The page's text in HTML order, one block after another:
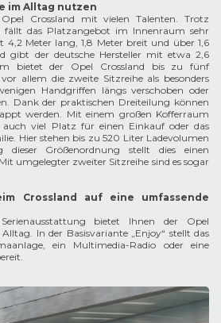
im Alltag nutzen
Crossland mit vielen Talenten. Trotz
fällt das Platzangebot im Innenraum sehr
4,2 Meter lang, 1,8 Meter breit und über 1,6
gibt der deutsche Hersteller mit etwa 2,6
bietet der Opel Crossland bis zu fünf
allem die zweite Sitzreihe als besonders
Handgriffen längs verschoben oder
Dank der praktischen Dreiteilung können
werden. Mit einem großen Kofferraum
auch viel Platz für einen Einkauf oder das
Hier stehen bis zu 520 Liter Ladevolumen
Größenordnung stellt dies einen
umgelegter zweiter Sitzreihe sind es sogar
Crossland auf eine umfassende
bietet Ihnen der Opel
In der Basisvariante „Enjoy“ stellt das
ein Multimedia-Radio oder eine